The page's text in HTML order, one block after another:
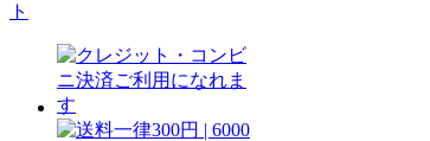
ト